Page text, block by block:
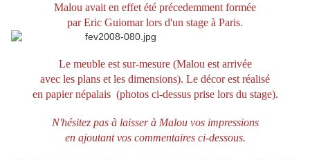
Malou avait en effet été précedemment formée
par Eric Guiomar lors d'un stage à Paris.
Le meuble est sur-mesure (Malou est arrivée
avec les plans et les dimensions). Le décor est réalisé
en papier népalais (photos ci-dessus prise lors du stage).
N'hésitez pas à laisser à Malou vos impressions
en ajoutant vos commentaires ci-dessous.